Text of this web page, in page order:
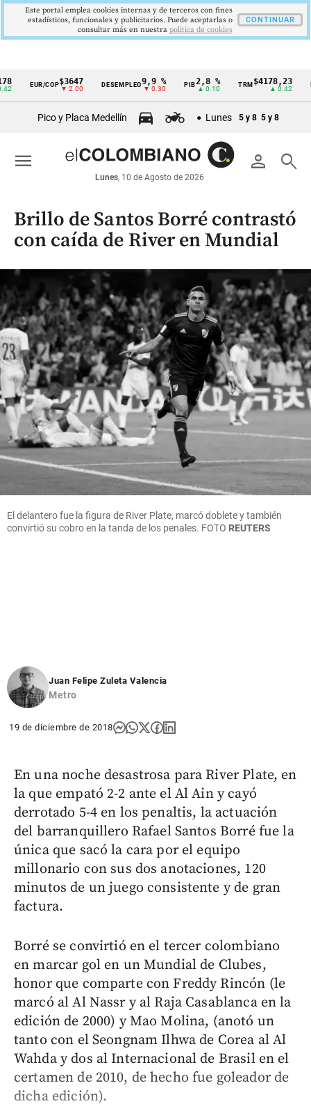
Cintillo
económicos
Colombia
EUR/COP$3647
▼ 2.00
DESEMPLEO9,9 %
▼ 0.30
PIB 2,8 %
▲ 0.10
TRM $4178,23
▲ 0.42
IPC
Pico y Placa Medellín Lunes 5 y 8 5 y 8
person search
Lunes, 10 de Agosto de 2026
menu
Brillo de Santos Borré contrastó
con caída de River en Mundial
El delantero fue la figura de River Plate, marcó doblete y también
convirtió su cobro en la tanda de los penales. FOTO REUTERS
Juan Felipe Zuleta Valencia
Metro
19 de diciembre de 2018
En una noche desastrosa para River Plate, en
la que empató 2-2 ante el Al Ain y cayó
derrotado 5-4 en los penaltis, la actuación
del barranquillero Rafael Santos Borré fue la
única que sacó la cara por el equipo
millonario con sus dos anotaciones, 120
minutos de un juego consistente y de gran
factura.
Borré se convirtió en el tercer colombiano
en marcar gol en un Mundial de Clubes,
honor que comparte con Freddy Rincón (le
marcó al Al Nassr y al Raja Casablanca en la
edición de 2000) y Mao Molina, (anotó un
tanto con el Seongnam Ilhwa de Corea al Al
Wahda y dos al Internacional de Brasil en el
certamen de 2010, de hecho fue goleador de
dicha edición).
Este portal emplea cookies internas y de terceros con fines
estadísticos, funcionales y publicitarios. Puede aceptarlas o
consultar más en nuestra politica de cookies
CONTINUAR